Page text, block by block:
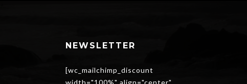
NEWSLETTER
[wc_mailchimp_discount
width="100%" align="center"